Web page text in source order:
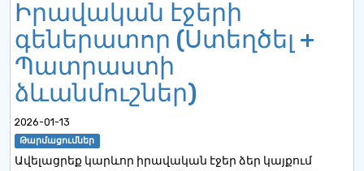
Իրավական էջերի
գեներատոր (Ստեղծել +
Պատրաստի
ձևանմուշներ)
2026-01-13
Թարմացումներ
Ավելացրեք կարևոր իրավական էջեր ձեր կայքում